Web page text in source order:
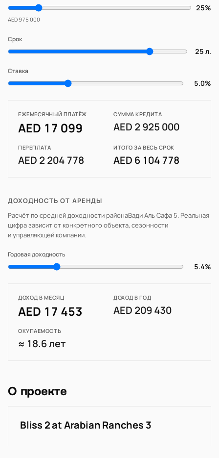
25%
AED 975 000
Срок
25 л.
Ставка
5.0%
ЕЖЕМЕСЯЧНЫЙ ПЛАТЁЖ
AED 17 099
СУММА КРЕДИТА
AED 2 925 000
ПЕРЕПЛАТА
AED 2 204 778
ИТОГО ЗА ВЕСЬ СРОК
AED 6 104 778
ДОХОДНОСТЬ ОТ АРЕНДЫ
Расчёт по средней доходности районаВади Аль Сафа 5. Реальная
цифра зависит от конкретного объекта, сезонности
и управляющей компании.
Годовая доходность
5.4%
ДОХОД В МЕСЯЦ
AED 17 453
ДОХОД В ГОД
AED 209 430
ОКУПАЕМОСТЬ
≈ 18.6 лет
О проекте
Bliss 2 at Arabian Ranches 3